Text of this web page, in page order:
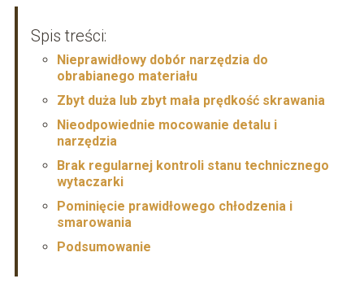
Spis treści:
Nieprawidłowy dobór narzędzia do
obrabianego materiału
Zbyt duża lub zbyt mała prędkość skrawania
Nieodpowiednie mocowanie detalu i
narzędzia
Brak regularnej kontroli stanu technicznego
wytaczarki
Pominięcie prawidłowego chłodzenia i
smarowania
Podsumowanie